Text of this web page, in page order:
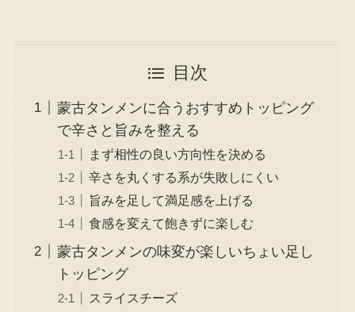
目次
蒙古タンメンに合うおすすめトッピング
で辛さと旨みを整える
まず相性の良い方向性を決める
辛さを丸くする系が失敗しにくい
旨みを足して満足感を上げる
食感を変えて飽きずに楽しむ
蒙古タンメンの味変が楽しいちょい足し
トッピング
スライスチーズ